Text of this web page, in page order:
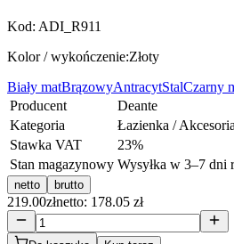
Kod: ADI_R911
Kolor / wykończenie:Złoty
Biały matBrązowyAntracytStalCzarny
Producent
Deante
Kategoria
Łazienka /
Stawka VAT
23%
Stan magazynowy Wysyłka w 3–7 dni
netto brutto
219.00złnetto: 178.05 zł